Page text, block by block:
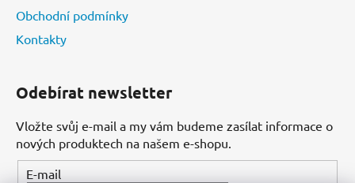
Obchodní podmínky
Kontakty
Odebírat newsletter
Vložte svůj e-mail a my vám budeme zasílat informace o
nových produktech na našem e-shopu.
E-mail